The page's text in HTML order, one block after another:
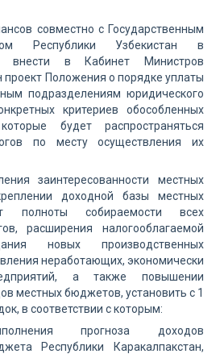
совместно с Государственным
Республики Узбекистан в
внести в Кабинет Министров
проект Положения о порядке уплаты
подразделениям юридического
критериев обособленных
будет распространяться
по месту осуществления их
заинтересованности местных
доходной базы местных
собираемости всех
расширения налогооблагаемой
новых производственных
неработающих, экономически
а также повышении
местных бюджетов, установить с 1
в соответствии с которым:
прогноза доходов
Республики Каракалпакстан,